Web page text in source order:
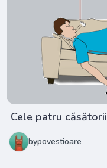
Cele patru căsătorii
bypovestioare